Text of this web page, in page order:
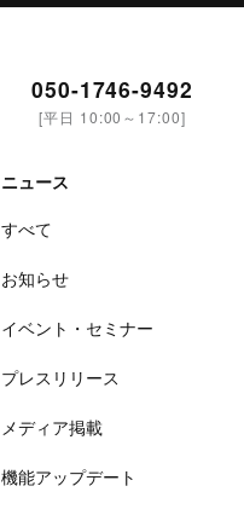
050-1746-9492
[平日 10:00～17:00]
ニュース
すべて
お知らせ
イベント・セミナー
プレスリリース
メディア掲載
機能アップデート